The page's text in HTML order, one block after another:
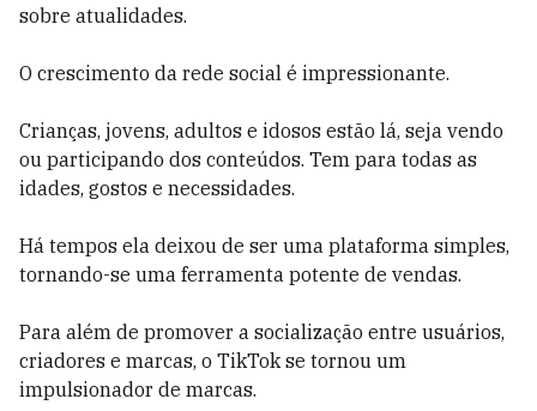
sobre atualidades.
O crescimento da rede social é impressionante.
Crianças, jovens, adultos e idosos estão lá, seja vendo
ou participando dos conteúdos. Tem para todas as
idades, gostos e necessidades.
Há tempos ela deixou de ser uma plataforma simples,
tornando-se uma ferramenta potente de vendas.
Para além de promover a socialização entre usuários,
criadores e marcas, o TikTok se tornou um
impulsionador de marcas.